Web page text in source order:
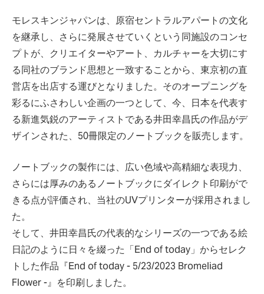
モレスキンジャパンは、原宿セントラルアパートの文化
を継承し、さらに発展させていくという同施設のコンセ
プトが、クリエイターやアート、カルチャーを大切にす
る同社のブランド思想と一致することから、東京初の直
営店を出店する運びとなりました。そのオープニングを
彩るにふさわしい企画の一つとして、今、日本を代表す
る新進気鋭のアーティストである井田幸昌氏の作品がデ
ザインされた、50冊限定のノートブックを販売します。
ノートブックの製作には、広い色域や高精細な表現力、
さらには厚みのあるノートブックにダイレクト印刷がで
きる点が評価され、当社のUVプリンターが採用されまし
た。
そして、井田幸昌氏の代表的なシリーズの一つである絵
日記のように日々を綴った「End of today」からセレク
トした作品『End of today - 5/23/2023 Bromeliad
Flower -』を印刷しました。